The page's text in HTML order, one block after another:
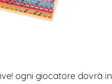
ogni giocatore dovrà